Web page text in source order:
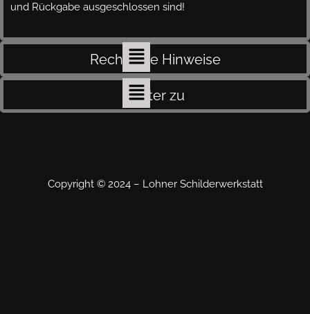
und Rückgabe ausgeschlossen sind!
Rechtliche Hinweise
weiter zu
Copyright © 2024 – Lohner Schilderwerkstatt